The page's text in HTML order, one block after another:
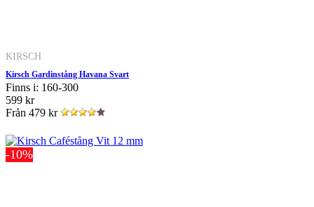
KIRSCH
Kirsch Gardinstång Havana Svart
Finns i: 160-300
599 kr
Från 479 kr
-10%